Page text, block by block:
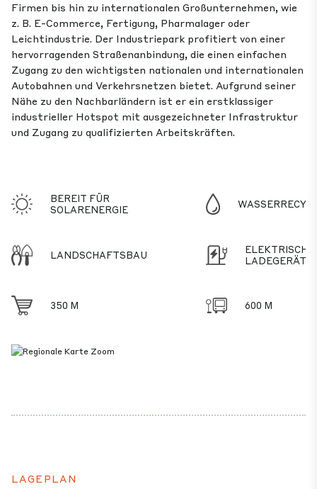
Firmen bis hin zu internationalen Großunternehmen, wie
z. B. E-Commerce, Fertigung, Pharmalager oder
Leichtindustrie. Der Industriepark profitiert von einer
hervorragenden Straßenanbindung, die einen einfachen
Zugang zu den wichtigsten nationalen und internationalen
Autobahnen und Verkehrsnetzen bietet. Aufgrund seiner
Nähe zu den Nachbarländern ist er ein erstklassiger
industrieller Hotspot mit ausgezeichneter Infrastruktur
und Zugang zu qualifizierten Arbeitskräften.
BEREIT FÜR
SOLARENERGIE
LANDSCHAFTSBAU
ELEKTRISCHE
LADEGERÄTE
350 M 600 M
LAGEPLAN